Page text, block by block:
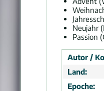
Neujahr
Passion
Autor /
Land:
Epoche: